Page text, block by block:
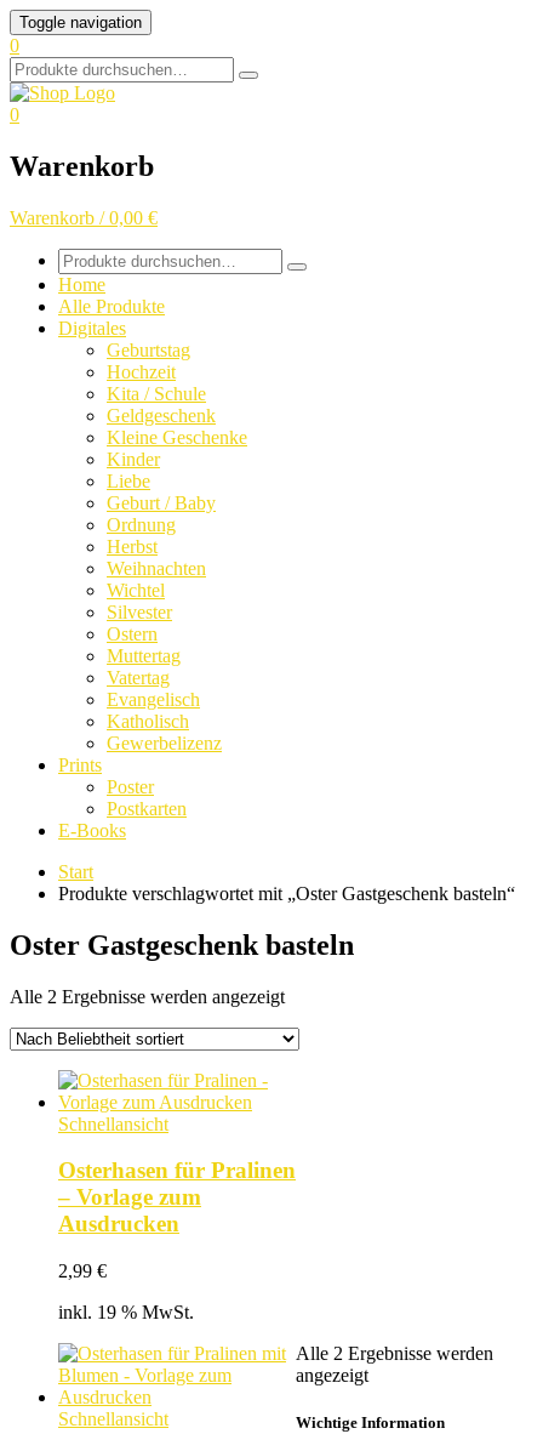
Skip
to
content
Toggle navigation
0
Search
for:
0
Warenkorb
Warenkorb / 0,00 €
Search
for:
Home
Alle Produkte
Digitales
Geburtstag
Hochzeit
Kita / Schule
Geldgeschenk
Kleine Geschenke
Kinder
Liebe
Geburt / Baby
Ordnung
Herbst
Weihnachten
Wichtel
Silvester
Ostern
Muttertag
Vatertag
Evangelisch
Katholisch
Gewerbelizenz
Prints
Poster
Postkarten
E-Books
Start
Produkte verschlagwortet mit „Oster Gastgeschenk basteln“
Oster Gastgeschenk basteln
Alle 2 Ergebnisse werden angezeigtNach
sortiert
Schnellansicht
Osterhasen für Pralinen
– Vorlage zum
Ausdrucken
2,99 €
inkl. 19 % MwSt.
Schnellansicht
Alle 2 Ergebnisse werden
angezeigtNach
sortiert
Wichtige Information